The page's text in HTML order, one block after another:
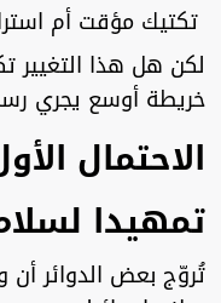
تكتيك مؤقت أم
لكن هل هذا التغيير
خريطة أوسع يجري
الاحتمال
تمهيدا
تُروّج بعض الدوائر